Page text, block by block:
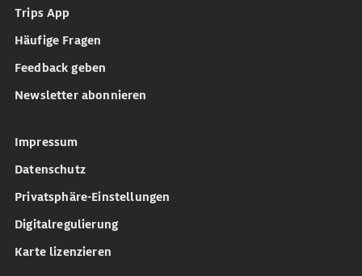
Trips App
Häufige Fragen
Feedback geben
Newsletter abonnieren
Impressum
Datenschutz
Privatsphäre-Einstellungen
Digitalregulierung
Karte lizenzieren